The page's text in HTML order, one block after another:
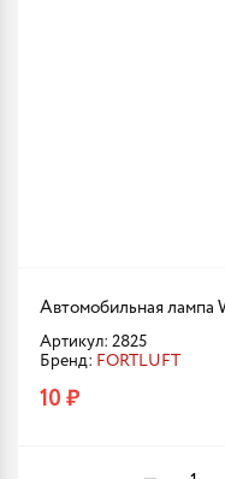
Автомобильная лампа
Артикул: 2825
Бренд: FORTLUFT
10 ₽